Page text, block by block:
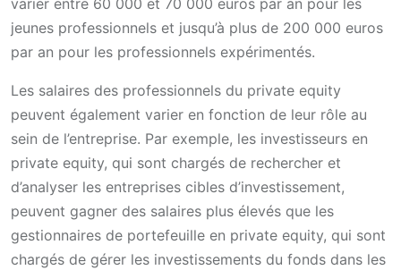
varier entre 60 000 et 70 000 euros par an pour les
jeunes professionnels et jusqu’à plus de 200 000 euros
par an pour les professionnels expérimentés.
Les salaires des professionnels du private equity
peuvent également varier en fonction de leur rôle au
sein de l’entreprise. Par exemple, les investisseurs en
private equity, qui sont chargés de rechercher et
d’analyser les entreprises cibles d’investissement,
peuvent gagner des salaires plus élevés que les
gestionnaires de portefeuille en private equity, qui sont
chargés de gérer les investissements du fonds dans les